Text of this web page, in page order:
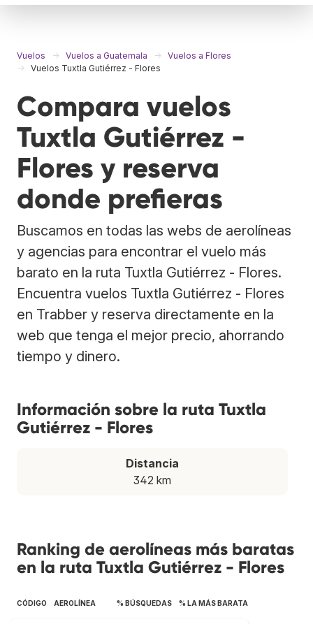
Vuelos Vuelos a Guatemala
Vuelos a Flores
Vuelos Tuxtla Gutiérrez - Flores
Compara vuelos
Tuxtla Gutiérrez -
Flores y reserva
donde prefieras
Buscamos en todas las webs de aerolíneas
y agencias para encontrar el vuelo más
barato en la ruta Tuxtla Gutiérrez - Flores.
Encuentra vuelos Tuxtla Gutiérrez - Flores
en Trabber y reserva directamente en la
web que tenga el mejor precio, ahorrando
tiempo y dinero.
Información sobre la ruta Tuxtla
Gutiérrez - Flores
Distancia
342 km
Ranking de aerolíneas más baratas
en la ruta Tuxtla Gutiérrez - Flores
CÓDIGO AEROLÍNEA % BÚSQUEDAS % LA MÁS BARATA